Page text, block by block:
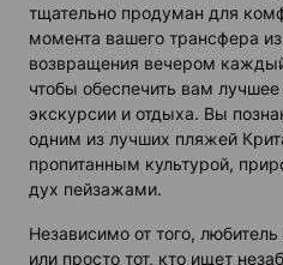
тщательно продуман для
момента вашего трансфера
возвращения вечером
чтобы обеспечить вам лучшее
экскурсии и отдыха. Вы
одним из лучших пляжей
пропитанным культурой,
дух пейзажами.
Независимо от того,
или просто тот, кто ищет